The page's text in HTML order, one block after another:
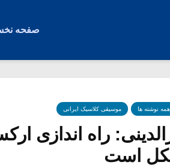
صفحه
همه نوشته ها موسیقی کلاسیک ایرانی
راه اندازی
است